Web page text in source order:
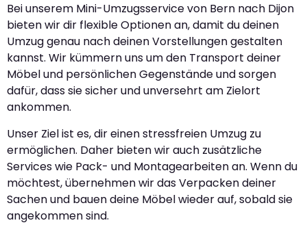
Bei unserem Mini-Umzugsservice von Bern nach Dijon
bieten wir dir flexible Optionen an, damit du deinen
Umzug genau nach deinen Vorstellungen gestalten
kannst. Wir kümmern uns um den Transport deiner
Möbel und persönlichen Gegenstände und sorgen
dafür, dass sie sicher und unversehrt am Zielort
ankommen.
Unser Ziel ist es, dir einen stressfreien Umzug zu
ermöglichen. Daher bieten wir auch zusätzliche
Services wie Pack- und Montagearbeiten an. Wenn du
möchtest, übernehmen wir das Verpacken deiner
Sachen und bauen deine Möbel wieder auf, sobald sie
angekommen sind.